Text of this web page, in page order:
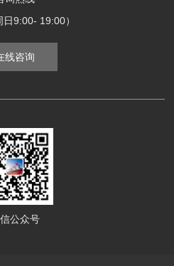
日9:00- 19:00）
线咨询
公众号